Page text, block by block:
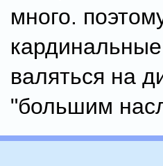
много.
валяться на
"большим